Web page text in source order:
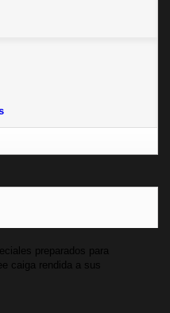
preparados para
caiga rendida a sus